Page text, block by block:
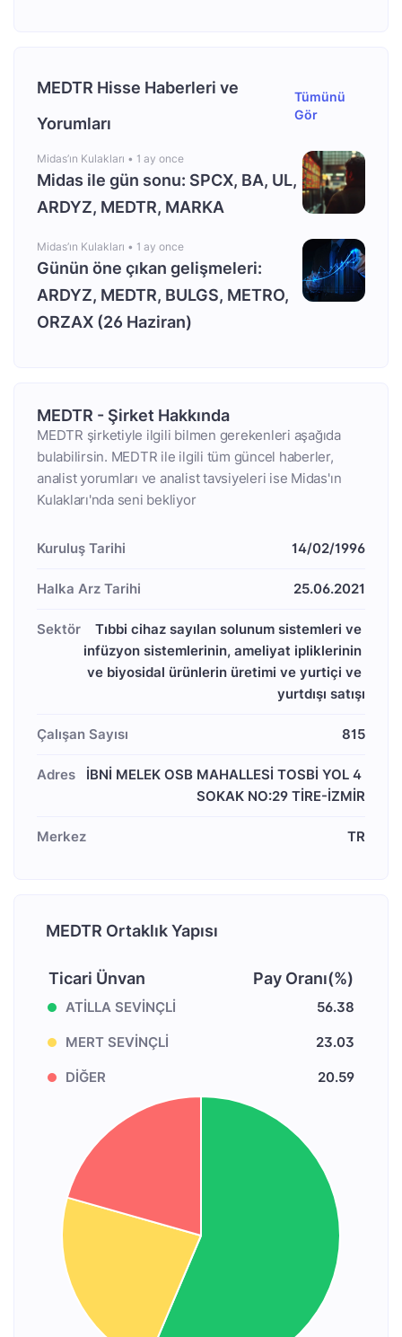
MEDTR Hisse Haberleri ve
Yorumları
Tümünü
Gör
Midas’ın Kulakları • 1 ay once
Midas ile gün sonu: SPCX, BA, UL,
ARDYZ, MEDTR, MARKA
Midas’ın Kulakları • 1 ay once
Günün öne çıkan gelişmeleri:
ARDYZ, MEDTR, BULGS, METRO,
ORZAX (26 Haziran)
MEDTR - Şirket Hakkında
MEDTR şirketiyle ilgili bilmen gerekenleri aşağıda
bulabilirsin. MEDTR ile ilgili tüm güncel haberler,
analist yorumları ve analist tavsiyeleri ise Midas'ın
Kulakları'nda seni bekliyor
Kuruluş Tarihi 14/02/1996
Halka Arz Tarihi 25.06.2021
Sektör
Tıbbi cihaz sayılan solunum sistemleri ve
infüzyon sistemlerinin, ameliyat ipliklerinin
ve biyosidal ürünlerin üretimi ve yurtiçi ve
yurtdışı satışı
Çalışan Sayısı 815
Adres
İBNİ MELEK OSB MAHALLESİ TOSBİ YOL 4
SOKAK NO:29 TİRE-İZMİR
Merkez TR
MEDTR Ortaklık Yapısı
Ticari Ünvan Pay Oranı(%)
ATİLLA SEVİNÇLİ 56.38
MERT SEVİNÇLİ 23.03
DİĞER 20.59